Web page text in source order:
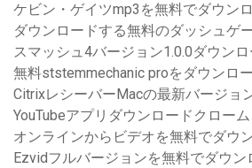
ケビン・ゲイツmp3を無料でダウン
ダウンロードする無料のダッシュゲ
スマッシュ4バージョン1.0.0ダウンロ
無料ststemmechanic proをダウンロ
CitrixレシーバーMacの最新バージョ
YouTubeアプリダウンロードクローム
オンラインからビデオを無料でダウ
Ezvidフルバージョンを無料でダウン